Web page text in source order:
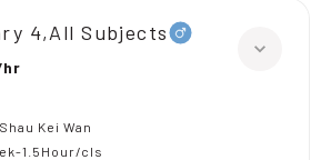
4,All Subjects
hr
Kei Wan
1.5Hour/cls